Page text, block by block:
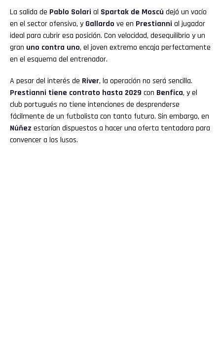
La salida de Pablo Solari al Spartak de Moscú dejó un vacío
en el sector ofensivo, y Gallardo ve en Prestianni al jugador
ideal para cubrir esa posición. Con velocidad, desequilibrio y un
gran uno contra uno, el joven extremo encaja perfectamente
en el esquema del entrenador.
A pesar del interés de River, la operación no será sencilla.
Prestianni tiene contrato hasta 2029 con Benfica, y el
club portugués no tiene intenciones de desprenderse
fácilmente de un futbolista con tanto futuro. Sin embargo, en
Núñez estarían dispuestos a hacer una oferta tentadora para
convencer a los lusos.